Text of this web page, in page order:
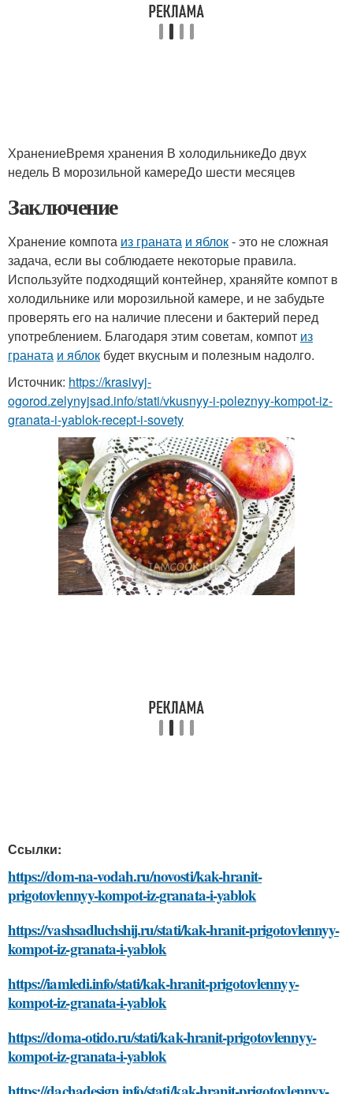
ХранениеВремя хранения В холодильникеДо двух
недель В морозильной камереДо шести месяцев
Заключение
Хранение компота из граната и яблок- это не сложная
задача, если вы соблюдаете некоторые правила.
Используйте подходящий контейнер, храняйте компот в
холодильнике или морозильной камере, и не забудьте
проверять его на наличие плесени и бактерий перед
употреблением. Благодаря этим советам, компот из
граната и яблок будет вкусным и полезным надолго.
Источник: https://krasivyj-
ogorod.zelynyjsad.info/stati/vkusnyy-i-poleznyy-kompot-iz-
granata-i-yablok-recept-i-sovety
Ссылки:
https://dom-na-vodah.ru/novosti/kak-hranit-
prigotovlennyy-kompot-iz-granata-i-yablok
https://vashsadluchshij.ru/stati/kak-hranit-prigotovlennyy-
kompot-iz-granata-i-yablok
https://iamledi.info/stati/kak-hranit-prigotovlennyy-
kompot-iz-granata-i-yablok
https://doma-otido.ru/stati/kak-hranit-prigotovlennyy-
kompot-iz-granata-i-yablok